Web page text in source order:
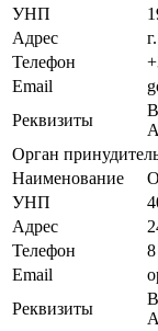
УНП
Адрес
Телефон
Email
Реквизиты
Орган
Наименование
УНП
Адрес
Телефон
Email
Реквизиты